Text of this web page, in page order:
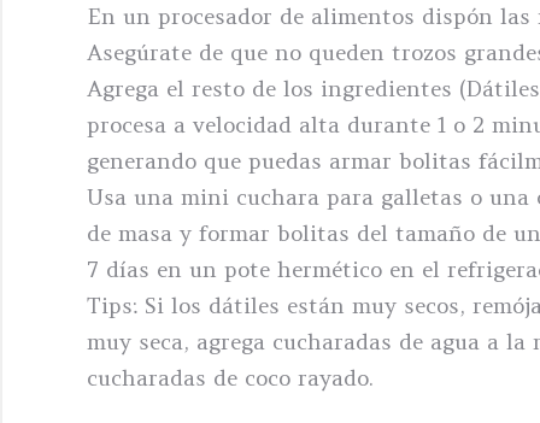
En un procesador de alimentos dispón
Asegúrate de que no queden trozos
Agrega el resto de los ingredientes
procesa a velocidad alta durante 1 o 2
generando que puedas armar bolitas
Usa una mini cuchara para galletas o
de masa y formar bolitas del tamaño de
7 días en un pote hermético en el
Tips: Si los dátiles están muy secos,
muy seca, agrega cucharadas de agua a la
cucharadas de coco rayado.